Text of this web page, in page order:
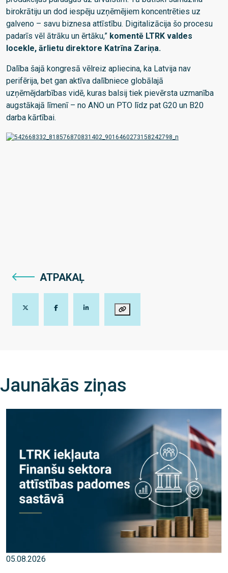
birokrātiju un dod iespēju uzņēmējiem koncentrēties uz
galveno – savu biznesa attīstību. Digitalizācija šo procesu
padarīs vēl ātrāku un ērtāku,” komentē LTRK valdes
locekle, ārlietu direktore Katrīna Zariņa.
Dalība šajā kongresā vēlreiz apliecina, ka Latvija nav
perifērija, bet gan aktīva dalībniece globālajā
uzņēmējdarbības vidē, kuras balsij tiek pievērsta uzmanība
augstākajā līmenī – no ANO un PTO līdz pat G20 un B20
darba kārtībai.
ATPAKAĻ
Jaunākās ziņas
05.08.2026